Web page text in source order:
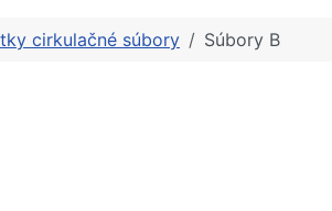
cirkulačné súbory Súbory B